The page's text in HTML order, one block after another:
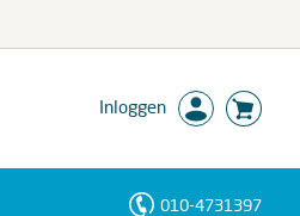
Inloggen
010-4731397